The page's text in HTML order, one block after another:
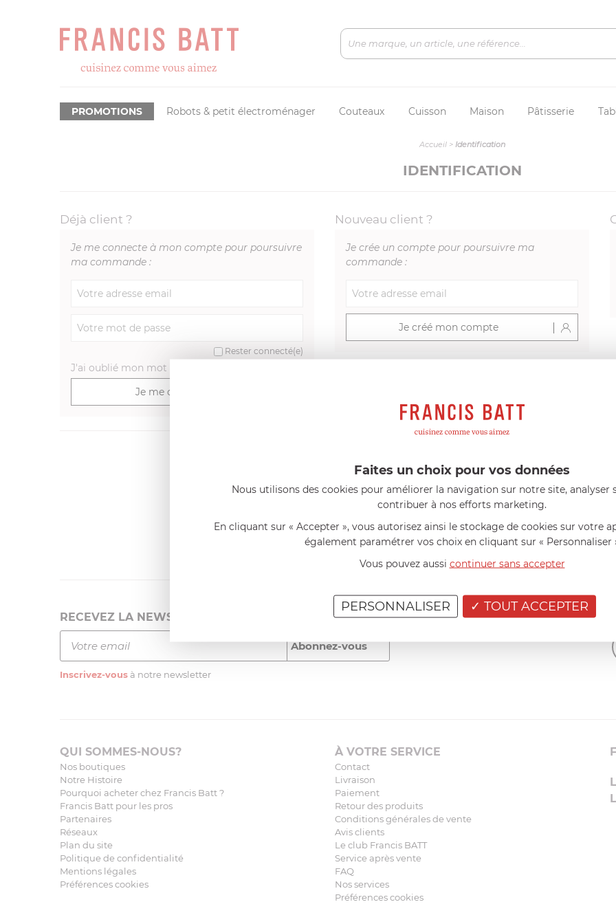
Robots & petit électroménager Couteaux Cuisson Maison Pâtisserie
PROMOTIONS
Accueil> Identification
IDENTIFICATION
Déjà client ?
Je me connecte à mon compte pour poursuivre
ma commande :
Rester connecté(e)
J'ai oublié mon mot de passe
Je me connecte
Nouveau client ?
Je crée un compte pour poursuivre ma
commande :
Je créé mon compte
Derniers avis produits
Emmanuel 56 ans le 23/06/2026 à 12:04
Casserole mini 9 cm Castelpro 5 ply poignée
«Nous sommes dans un produit de haute
qualité. Cette casserole est parfaite pour
l'élaboration des sauces et vient complé...»
Florence 63 ans le 23/06/2026 à
Couteau complet avec lame, joint
pour le robot cuiseur Cook Expert
«Je suis satisfaite du couteau
L'écrou est un peu dur au début
fait. La livraison a été très rapide.
RECEVEZ LA NEWSLETTER
Inscrivez-vous à notre newsletter
QUI SOMMES-NOUS?
Nos boutiques
Notre Histoire
Pourquoi acheter chez Francis Batt ?
Francis Batt pour les pros
Partenaires
Réseaux
Plan du site
Politique de confidentialité
Mentions légales
Préférences cookies
À VOTRE SERVICE
Contact
Livraison
Paiement
Retour des produits
Conditions générales de vente
Avis clients
Le club Francis BATT
Service après vente
FAQ
Nos services
Préférences cookies
Faites un choix pour vos données
Nous utilisons des cookies pour améliorer la navigation sur notre site, analyser
contribuer à nos efforts marketing.
En cliquant sur « Accepter », vous autorisez ainsi le stockage de cookies sur votre
également paramétrer vos choix en cliquant sur « Personnaliser
Vous pouvez aussi continuer sans accepter
TOUT ACCEPTER
PERSONNALISER